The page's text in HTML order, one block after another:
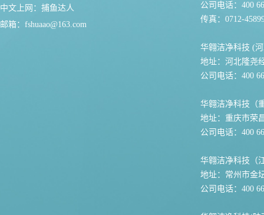
中文上网： 捕鱼达人
邮箱： fshuaao@163.com
公司电话：400
传真：0712-
华翱洁净科技 (
地址：河北隆尧
公司电话：400
华翱洁净科技（
地址：重庆市荣
公司电话：400
华翱洁净科技（
地址：常州市金
公司电话：400